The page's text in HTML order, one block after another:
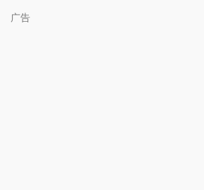
广告